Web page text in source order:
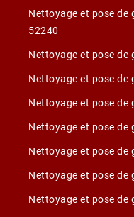
Nettoyage et pose de
52240
Nettoyage et pose
Nettoyage et pose de
Nettoyage et pose
Nettoyage et pose
Nettoyage et pose de
Nettoyage et pose de
Nettoyage et pose de